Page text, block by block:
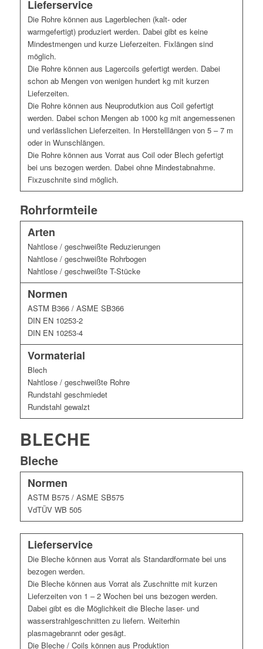
Lieferservice
Die Rohre können aus Lagerblechen (kalt- oder
warmgefertigt) produziert werden. Dabei gibt es keine
Mindestmengen und kurze Lieferzeiten. Fixlängen sind
möglich.
Die Rohre können aus Lagercoils gefertigt werden. Dabei
schon ab Mengen von wenigen hundert kg mit kurzen
Lieferzeiten.
Die Rohre können aus Neuprodutkion aus Coil gefertigt
werden. Dabei schon Mengen ab 1000 kg mit angemessenen
und verlässlichen Lieferzeiten. In Herstelllängen von 5 – 7 m
oder in Wunschlängen.
Die Rohre können aus Vorrat aus Coil oder Blech gefertigt
bei uns bezogen werden. Dabei ohne Mindestabnahme.
Fixzuschnite sind möglich.
Rohrformteile
Arten
Nahtlose / geschweißte Reduzierungen
Nahtlose / geschweißte Rohrbogen
Nahtlose / geschweißte T-Stücke
Normen
ASTM B366 / ASME SB366
DIN EN 10253-2
DIN EN 10253-4
Vormaterial
Blech
Nahtlose / geschweißte Rohre
Rundstahl geschmiedet
Rundstahl gewalzt
BLECHE
Bleche
Normen
ASTM B575 / ASME SB575
VdTÜV WB 505
Lieferservice
Die Bleche können aus Vorrat als Standardformate bei uns
bezogen werden.
Die Bleche können aus Vorrat als Zuschnitte mit kurzen
Lieferzeiten von 1 – 2 Wochen bei uns bezogen werden.
Dabei gibt es die Möglichkeit die Bleche laser- und
wasserstrahlgeschnitten zu liefern. Weiterhin
plasmagebrannt oder gesägt.
Die Bleche / Coils können aus Produktion